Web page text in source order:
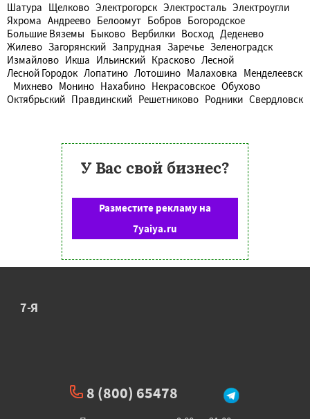
Шатура Щелково Электрогорск Электросталь Электроугли
Яхрома Андреево Белоомут Бобров Богородское
Большие Вяземы Быково Вербилки Восход Деденево
Жилево Загорянский Запрудная Заречье Зеленоградск
Измайлово Икша Ильинский Красково Лесной
Лесной Городок Лопатино Лотошино Малаховка Менделеевск
Михнево Монино Нахабино Некрасовское Обухово
Октябрьский Правдинский Решетниково Родники Свердловск
У Вас свой бизнес?
Разместите рекламу на
7yaiya.ru
7-Я
8 (800) 65478